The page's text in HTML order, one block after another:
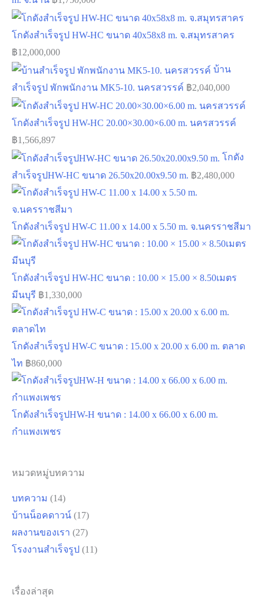
โกดังสำเร็จรูป HW-HC ขนาด 40x58x8 m. จ.สมุทรสาคร
฿12,000,000
บ้าน
สำเร็จรูป พักพนักงาน MK5-10. นครสวรรค์ ฿2,040,000
โกดังสำเร็จรูป HW-HC 20.00×30.00×6.00 m. นครสวรรค์
฿1,566,897
โกดัง
สำเร็จรูปHW-HC ขนาด 26.50x20.00x9.50 m. ฿2,480,000
โกดังสำเร็จรูป HW-C 11.00 x 14.00 x 5.50 m. จ.นครราชสีมา
โกดังสำเร็จรูป HW-HC ขนาด : 10.00 × 15.00 × 8.50เมตร
มีนบุรี ฿1,330,000
โกดังสำเร็จรูป HW-C ขนาด : 15.00 x 20.00 x 6.00 m. ตลาด
ไท ฿860,000
โกดังสำเร็จรูปHW-H ขนาด : 14.00 x 66.00 x 6.00 m.
กำแพงเพชร
หมวดหมู่บทความ
บทความ (14)
บ้านน็อคดาวน์ (17)
ผลงานของเรา (27)
โรงงานสำเร็จรูป (11)
เรื่องล่าสุด